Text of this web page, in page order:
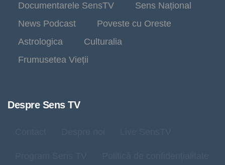
Documentarele SensTV
Sens Național
News Podcast
Poveste cu Oreste
Astrologica
Culturalia
Frumusetea Vieții
Despre Sens TV